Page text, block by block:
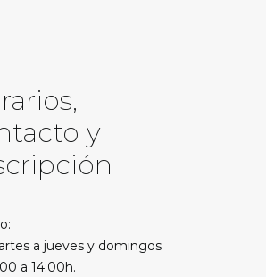
y
a jueves y domingos
a 14:00h.